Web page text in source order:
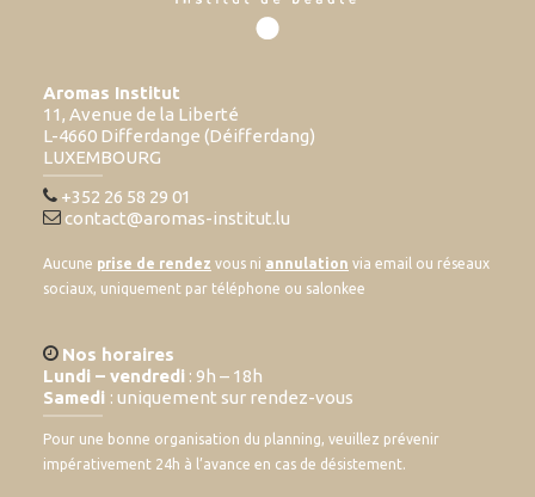
Aromas Institut
11, Avenue de la Liberté
L-4660 Differdange (Déifferdang)
LUXEMBOURG
+352 26 58 29 01
contact@aromas-institut.lu
Aucune prise de rendez vous ni annulation via email ou réseaux
sociaux, uniquement par téléphone ou salonkee
Nos horaires
Lundi – vendredi : 9h – 18h
Samedi : uniquement sur rendez-vous
Pour une bonne organisation du planning, veuillez prévenir
impérativement 24h à l’avance en cas de désistement.